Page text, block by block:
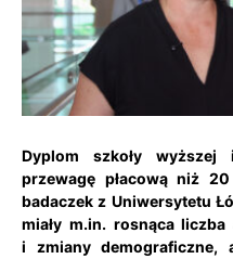
Dyplom szkoły
przewagę płacową niż
badaczek z Uniwersytetu
miały m.in. rosnąca
i zmiany demograficzne,